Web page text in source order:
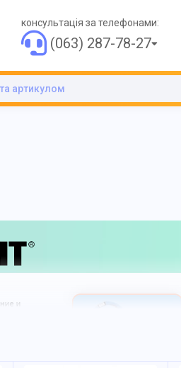
консультація за телефонами:
(063) 287-78-27